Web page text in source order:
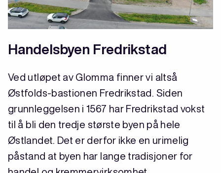
Handelsbyen Fredrikstad
Ved utløpet av Glomma finner vi altså
Østfolds-bastionen Fredrikstad. Siden
grunnleggelsen i 1567 har Fredrikstad vokst
til å bli den tredje største byen på hele
Østlandet. Det er derfor ikke en urimelig
påstand at byen har lange tradisjoner for